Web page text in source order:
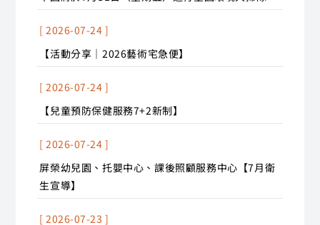
[ 2026-07-24 ]
【活動分享｜2026藝術宅急便】
[ 2026-07-24 ]
【兒童預防保健服務7+2新制】
[ 2026-07-24 ]
屏榮幼兒園、托嬰中心、課後照顧服務中心【7月衛
生宣導】
[ 2026-07-23 ]